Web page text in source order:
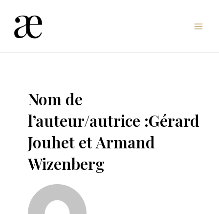
contenu
Nom de
l’auteur/autrice :Gérard
Jouhet et Armand
Wizenberg